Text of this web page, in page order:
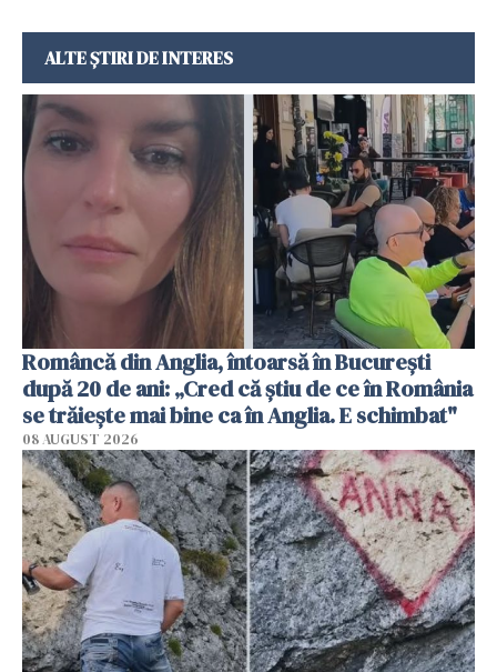
ALTE ȘTIRI DE INTERES
Româncă din Anglia, întoarsă în București
după 20 de ani: „Cred că știu de ce în România
se trăiește mai bine ca în Anglia. E schimbat"
08 AUGUST 2026